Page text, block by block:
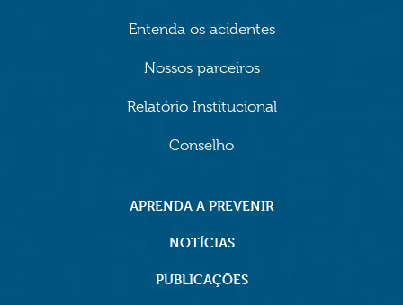
Entenda os acidentes
Nossos parceiros
Relatório Institucional
Conselho
APRENDA A PREVENIR
NOTÍCIAS
PUBLICAÇÕES